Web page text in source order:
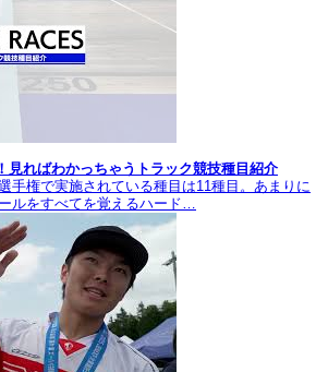
見ればわかっちゃうトラック競技種目紹介
手権で実施されている種目は11種目。あまりに
ルをすべてを覚えるハード…